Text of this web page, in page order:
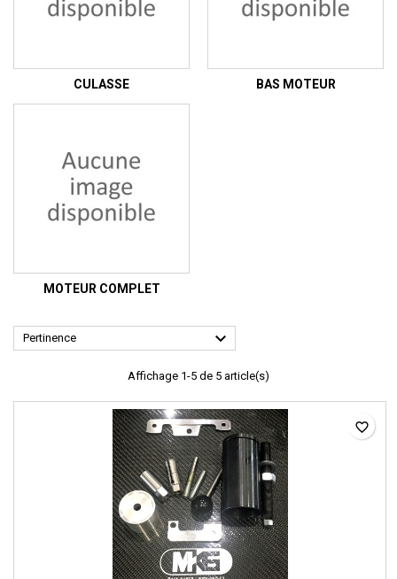
CULASSE BAS MOTEUR
MOTEUR COMPLET
Pertinence 
Affichage 1-5 de 5 article(s)
favorite_border